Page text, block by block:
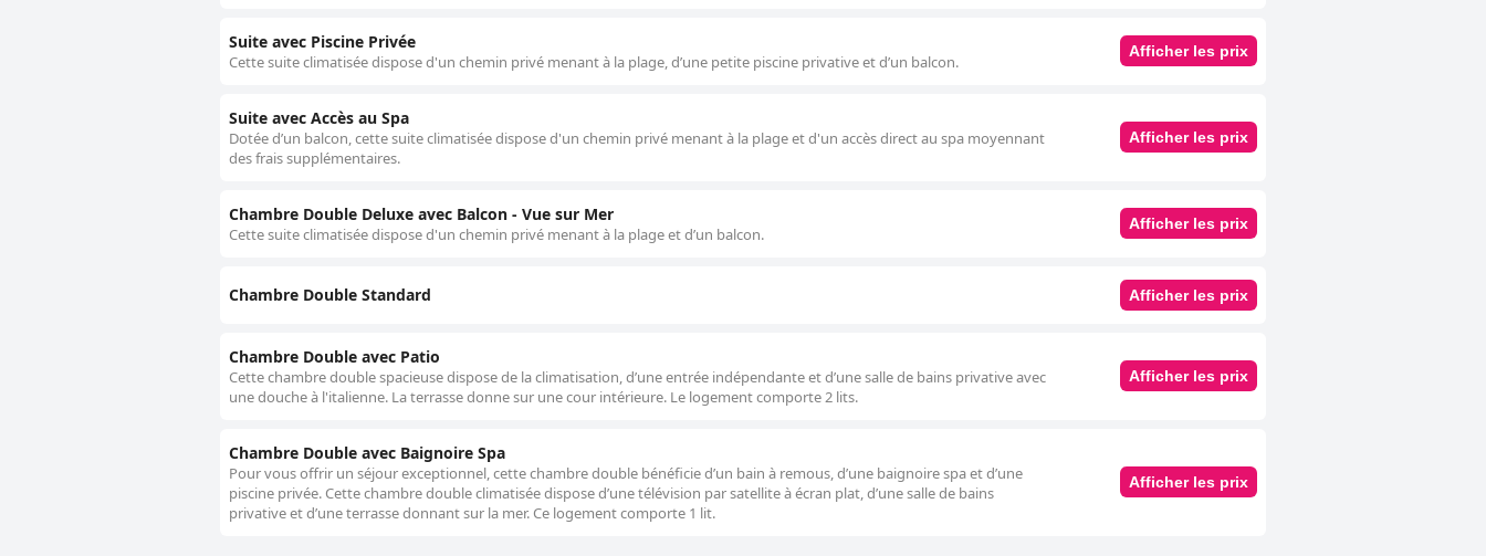
Suite avec Piscine Privée
Cette suite climatisée dispose d'un chemin privé menant à la plage, d’une petite piscine privative et d’un balcon.
Afficher les prix
Suite avec Accès au Spa
Dotée d’un balcon, cette suite climatisée dispose d'un chemin privé menant à la plage et d'un accès direct au spa moyennant
des frais supplémentaires.
Afficher les prix
Chambre Double Deluxe avec Balcon - Vue sur Mer
Cette suite climatisée dispose d'un chemin privé menant à la plage et d’un balcon.
Afficher les prix
Chambre Double Standard Afficher les prix
Chambre Double avec Patio
Cette chambre double spacieuse dispose de la climatisation, d’une entrée indépendante et d’une salle de bains privative avec
une douche à l'italienne. La terrasse donne sur une cour intérieure. Le logement comporte 2 lits.
Afficher les prix
Chambre Double avec Baignoire Spa
Pour vous offrir un séjour exceptionnel, cette chambre double bénéficie d’un bain à remous, d’une baignoire spa et d’une
piscine privée. Cette chambre double climatisée dispose d’une télévision par satellite à écran plat, d’une salle de bains
privative et d’une terrasse donnant sur la mer. Ce logement comporte 1 lit.
Afficher les prix